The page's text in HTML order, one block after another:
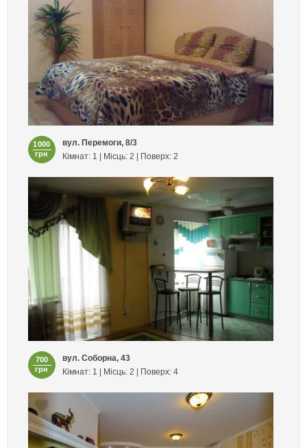
1000
грн
вул. Перемоги, 8/3
Кімнат: 1 | Місць: 2 | Поверх: 2
700
грн
вул. Соборна, 43
Кімнат: 1 | Місць: 2 | Поверх: 4